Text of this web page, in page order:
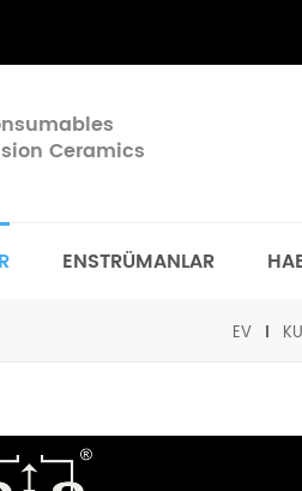
Ceramics
ENSTRÜMANLAR
EV